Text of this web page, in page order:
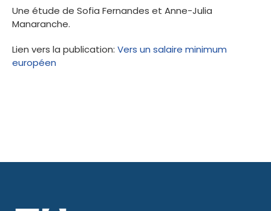
Une étude de Sofia Fernandes et Anne-Julia
Manaranche.
Lien vers la publication: Vers un salaire minimum
européen